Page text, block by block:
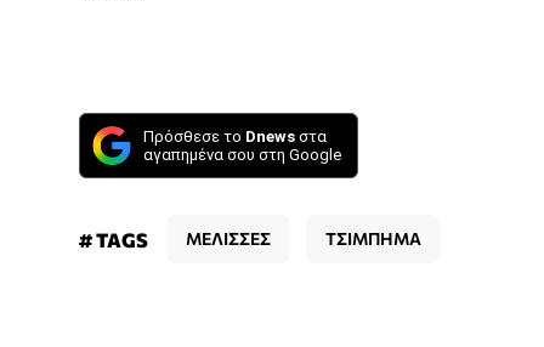
Πρόσθεσε το Dnews στα
αγαπημένα σου στη Google
# TAGS ΜΕΛΙΣΣΕΣ ΤΣΙΜΠΗΜΑ